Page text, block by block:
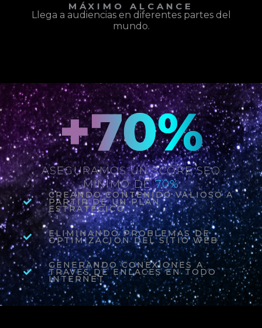
MÁXIMO ALCANCE
Llega a audiencias en diferentes partes del
mundo.
+70%
ASEGURAMOS UN SCORE SEO
MÍNIMO DE70%
CREANDO CONTENIDO VALIOSO A
PARTIR DE UN PLAN
ESTRATÉGICO
ELIMINANDO PROBLEMAS DE
OPTIMIZACIÓN DEL SITIO WEB
GENERANDO CONEXIONES A
TRAVÉS DE ENLACES EN TODO
INTERNET